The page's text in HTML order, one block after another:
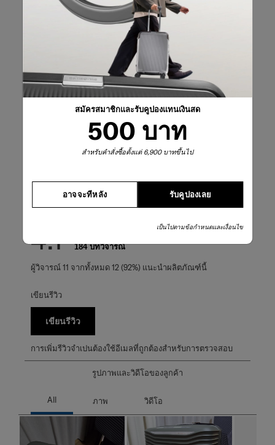
สมัครสมาชิกและรับคูปองแทนเงินสด
500 บาท
สำหรับคำสั่งซื้อตั้งแต่ 6,900 บาทขึ้นไป
รับคูปองเลย
อาจจะทีหลัง
เป็นไปตามข้อกำหนดและเงื่อนไข
รีวิวผลิตภัณฑ์
เลือกแถวด้านล่างเพื่อกรองบทวิจารณ์
คะแนนรวม
4.1 184 บทวิจารณ์
ผู้วิจารณ์ 11 จากทั้งหมด 12 (92%) แนะนำผลิตภัณฑ์นี้
เขียนรีวิว
เขียนรีวิว
การเพิ่มรีวิวจำเปนต้องใช้อีเมลที่ถูกต้องสำหรับการตรวจสอบ
รูปภาพและวิดีโอของลูกค้า